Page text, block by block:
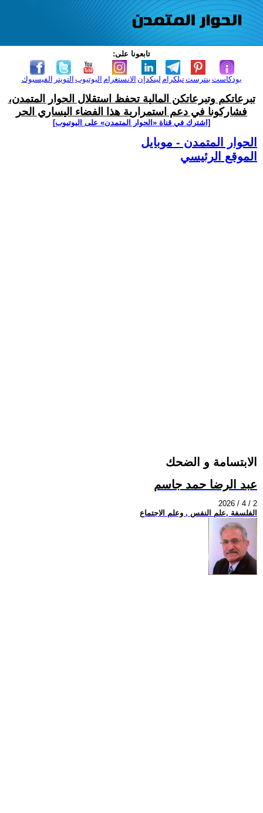
تابعونا على:
الفيسبوك التويتر اليوتيوب الانستغرام لينكدإن تيلكرامبنترست بودكاست
تبرعاتكم وتبرعاتكن المالية تحفظ استقلال الحوار المتمدن،
فشاركونا في دعم استمرارية هذا الفضاء اليساري الحر
[اشترك في قناة ‫«الحوار المتمدن» على اليوتيوب]
الحوار المتمدن - موبايل
الموقع الرئيسي
الابتسامة و الضحك
عبد الرضا حمد جاسم
2026 / 4 / 2
الفلسفة ,علم النفس , وعلم الاجتماع